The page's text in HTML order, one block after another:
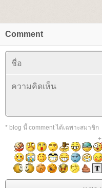
Comment
* blog นี้ comment ได้เฉพาะสมาชิก
+